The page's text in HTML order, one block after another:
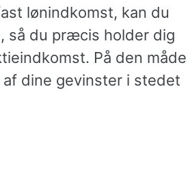
lønindkomst, kan du
så du præcis holder dig
På den måde
dine gevinster i stedet